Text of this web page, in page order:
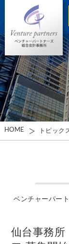
HOME トピック
ベンチャーパー
仙台事務所